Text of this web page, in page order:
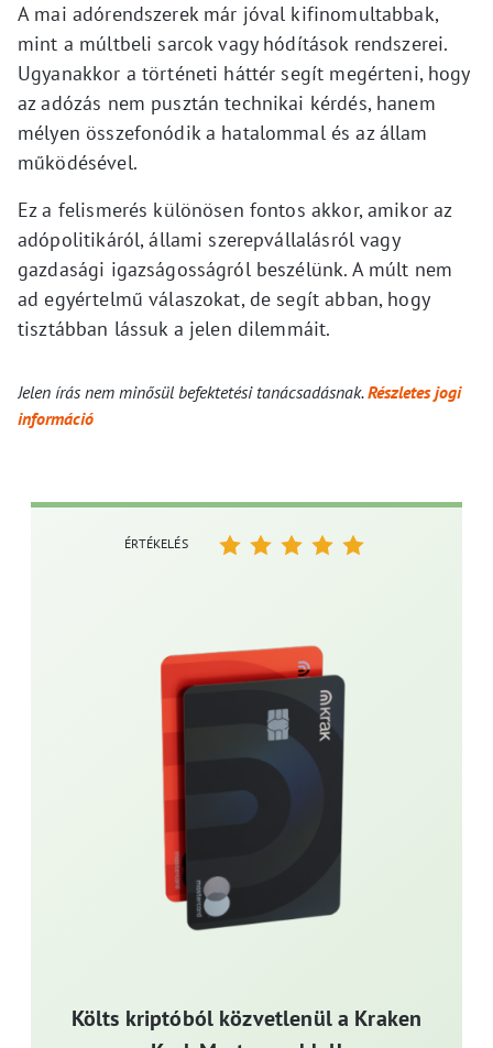
A mai adórendszerek már jóval kifinomultabbak,
mint a múltbeli sarcok vagy hódítások rendszerei.
Ugyanakkor a történeti háttér segít megérteni, hogy
az adózás nem pusztán technikai kérdés, hanem
mélyen összefonódik a hatalommal és az állam
működésével.
Ez a felismerés különösen fontos akkor, amikor az
adópolitikáról, állami szerepvállalásról vagy
gazdasági igazságosságról beszélünk. A múlt nem
ad egyértelmű válaszokat, de segít abban, hogy
tisztábban lássuk a jelen dilemmáit.
Jelen írás nem minősül befektetési tanácsadásnak.Részletes jogi
információ
Költs kriptóból közvetlenül a Kraken
ÉRTÉKELÉS